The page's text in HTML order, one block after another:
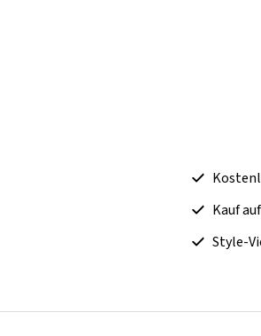
Kauf
Style-